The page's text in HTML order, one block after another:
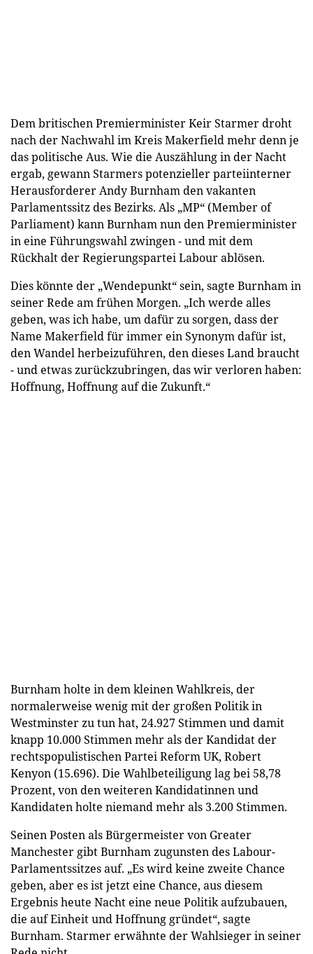
Dem britischen Premierminister Keir Starmer droht
nach der Nachwahl im Kreis Makerfield mehr denn je
das politische Aus. Wie die Auszählung in der Nacht
ergab, gewann Starmers potenzieller parteiinterner
Herausforderer Andy Burnham den vakanten
Parlamentssitz des Bezirks. Als „MP“ (Member of
Parliament) kann Burnham nun den Premierminister
in eine Führungswahl zwingen - und mit dem
Rückhalt der Regierungspartei Labour ablösen.
Dies könnte der „Wendepunkt“ sein, sagte Burnham in
seiner Rede am frühen Morgen. „Ich werde alles
geben, was ich habe, um dafür zu sorgen, dass der
Name Makerfield für immer ein Synonym dafür ist,
den Wandel herbeizuführen, den dieses Land braucht
- und etwas zurückzubringen, das wir verloren haben:
Hoffnung, Hoffnung auf die Zukunft.“
Burnham holte in dem kleinen Wahlkreis, der
normalerweise wenig mit der großen Politik in
Westminster zu tun hat, 24.927 Stimmen und damit
knapp 10.000 Stimmen mehr als der Kandidat der
rechtspopulistischen Partei Reform UK, Robert
Kenyon (15.696). Die Wahlbeteiligung lag bei 58,78
Prozent, von den weiteren Kandidatinnen und
Kandidaten holte niemand mehr als 3.200 Stimmen.
Seinen Posten als Bürgermeister von Greater
Manchester gibt Burnham zugunsten des Labour-
Parlamentssitzes auf. „Es wird keine zweite Chance
geben, aber es ist jetzt eine Chance, aus diesem
Ergebnis heute Nacht eine neue Politik aufzubauen,
die auf Einheit und Hoffnung gründet“, sagte
Burnham. Starmer erwähnte der Wahlsieger in seiner